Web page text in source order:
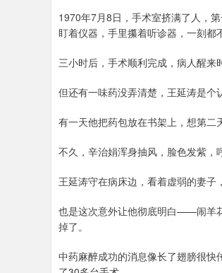
1970年7月8日，手术室挤满了人，
盯着仪器，手里攥着听诊器，一刻都
三小时后，手术顺利完成，病人醒
但还有一味药没弄清楚，王延涛是个
有一天他把药包放在书架上，想第二
不久，辛治娟浑身抽风，脸色发紫，
王延涛守在病床边，看着虚弱的妻子
也是这次意外让他彻底明白——闹羊
掉了。
中药麻醉成功的消息像长了翅膀很